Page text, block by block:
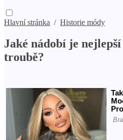
Hlavní stránka / Historie módy
Jaké nádobí je
troubě?